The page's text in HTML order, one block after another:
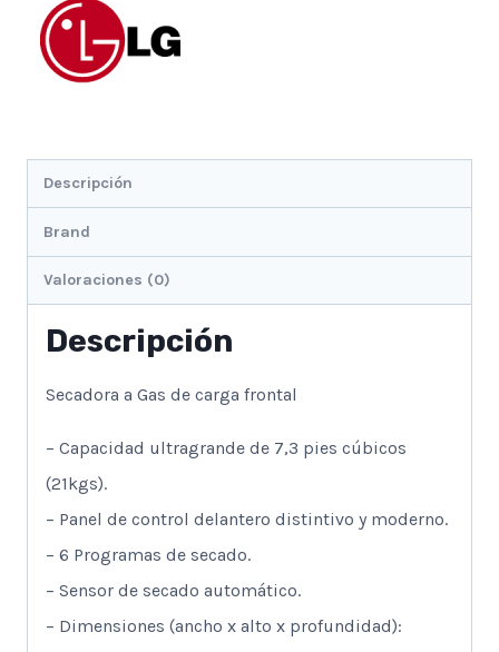
Descripción
Brand
Valoraciones (0)
Descripción
Secadora a Gas de carga frontal
– Capacidad ultragrande de 7,3 pies cúbicos
(21kgs).
– Panel de control delantero distintivo y moderno.
– 6 Programas de secado.
– Sensor de secado automático.
– Dimensiones (ancho x alto x profundidad):